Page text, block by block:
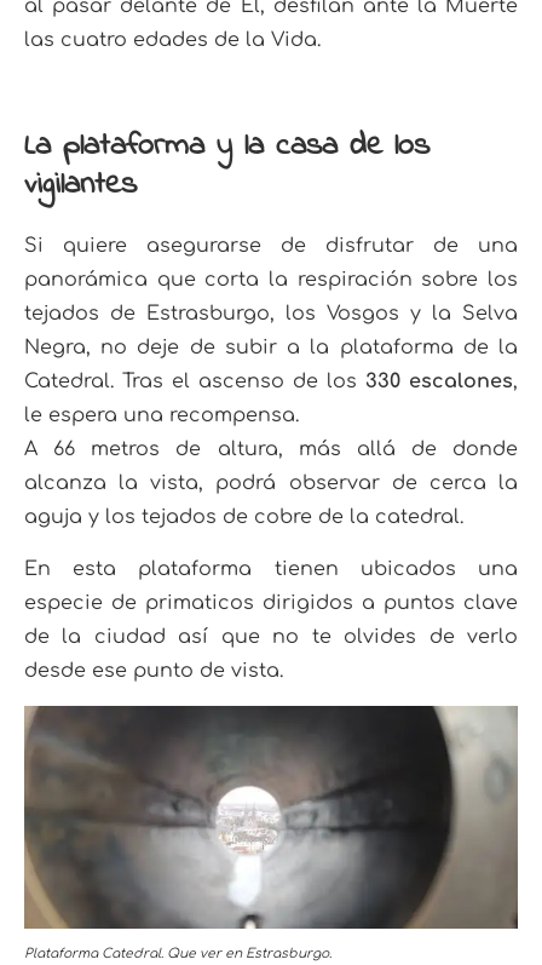
al pasar delante de Él, desfilan ante la Muerte
las cuatro edades de la Vida.
La plataforma y la casa de los
vigilantes
Si quiere asegurarse de disfrutar de una
panorámica que corta la respiración sobre los
tejados de Estrasburgo, los Vosgos y la Selva
Negra, no deje de subir a la plataforma de la
Catedral. Tras el ascenso de los 330 escalones,
le espera una recompensa.
A 66 metros de altura, más allá de donde
alcanza la vista, podrá observar de cerca la
aguja y los tejados de cobre de la catedral.
En esta plataforma tienen ubicados una
especie de primaticos dirigidos a puntos clave
de la ciudad así que no te olvides de verlo
desde ese punto de vista.
Plataforma Catedral. Que ver en Estrasburgo.